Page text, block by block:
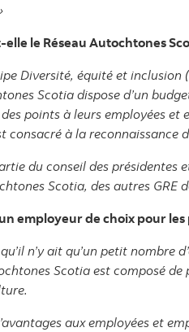
le Réseau Autochtones
Diversité, équité et
Scotia dispose d’un
points à leurs employées
à la reconnaissance
du conseil des présidentes
Scotia, des autres GRE
employeur de choix pour
n’y ait qu’un petit nombre
Scotia est composé
aux employées et